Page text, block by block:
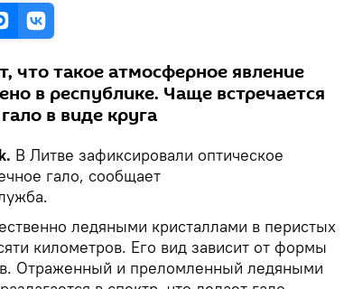
что такое атмосферное явление
в республике. Чаще встречается
в виде круга
В Литве зафиксировали оптическое
гало, сообщает
ледяными кристаллами в перистых
километров. Его вид зависит от формы
Отраженный и преломленный ледяными